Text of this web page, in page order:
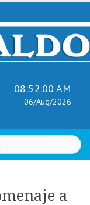
08:52:01 AM
06/Aug/2026
a